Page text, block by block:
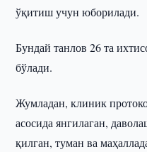
ўқитиш учун юборилади.
Бундай танлов 26 та
бўлади.
Жумладан, клиник
асосида янгилаган,
қилган, туман ва